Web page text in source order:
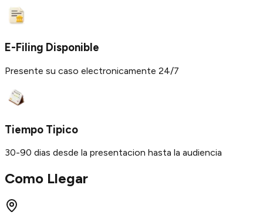
E-Filing Disponible
Presente su caso electronicamente 24/7
Tiempo Tipico
30-90 dias desde la presentacion hasta la audiencia
Como Llegar